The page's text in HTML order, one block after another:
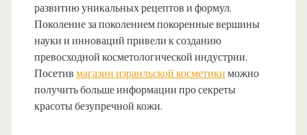
развитию уникальных рецептов и формул.
Поколение за поколением покоренные вершины
науки и инноваций привели к созданию
превосходной косметологической индустрии.
Посетив магазин израильской косметики можно
получить больше информации про секреты
красоты безупречной кожи.